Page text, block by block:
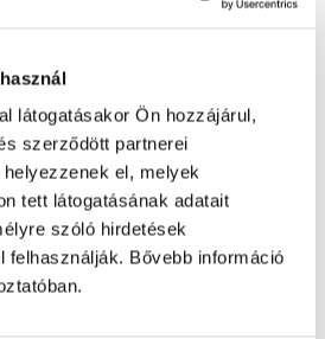
látogatásakor Ön hozzájárul,
szerződött partnerei
el, melyek
tett látogatásának adatait
szóló hirdetések
felhasználják. Bővebb információ
Oldal újratöltése